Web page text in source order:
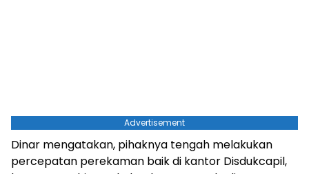
Advertisement
Dinar mengatakan, pihaknya tengah melakukan
percepatan perekaman baik di kantor Disdukcapil,